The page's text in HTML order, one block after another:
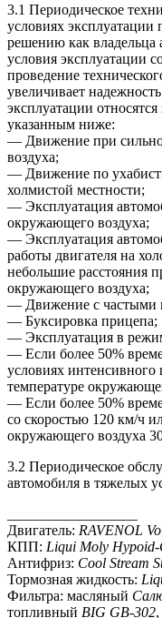
3.1 Периодическое
условиях
решению как владельца
условия эксплуатации
проведение
увеличивает
эксплуатации
указанным ниже:
— Движение при
воздуха;
— Движение по
холмистой местности;
— Эксплуатация
окружающего воздуха;
— Эксплуатация
работы двигателя на
небольшие расстояния
окружающего воздуха;
— Движение с частыми
— Буксировка прицепа;
— Эксплуатация в
— Если более 50%
условиях интенсивного
температуре
— Если более 50%
со скоростью 120 км/ч
окружающего воздуха
3.2 Периодическое
автомобиля в тяжелых
Двигатель: RAVENOL
КПП: Liqui Moly
Антифриз: Cool Stream
Тормозная жидкость:
Фильтра: масляный
топливный BIG GB-302